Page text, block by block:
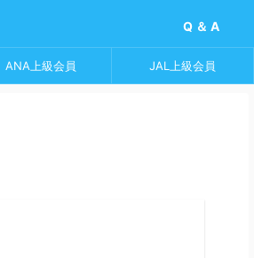
Q ＆ A
ANA上級会員 JAL上級会員